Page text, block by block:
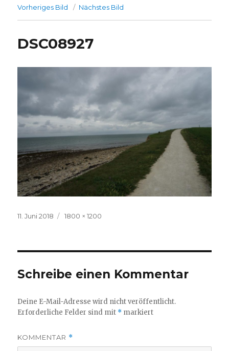
Vorheriges Bild Nächstes Bild
DSC08927
Veröffentlicht
11. Juni 2018
Volle
1800 × 1200
Schreibe einen Kommentar
Deine E-Mail-Adresse wird nicht veröffentlicht.
Erforderliche Felder sind mit * markiert
KOMMENTAR *